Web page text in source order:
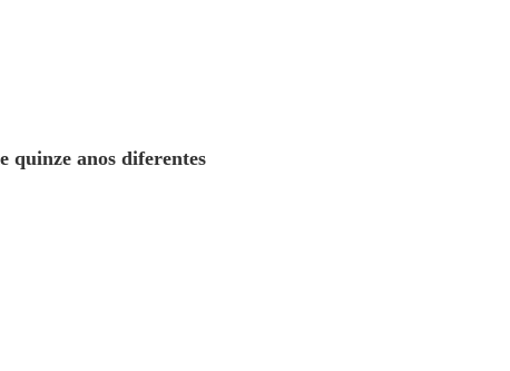
quinze anos diferentes